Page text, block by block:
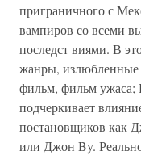
приграничного с
вампиров со всеми
последст виями. В
жанры, излюбленные
фильм, фильм ужаса;
подчеркивает
постановщиков как
или Джон By.